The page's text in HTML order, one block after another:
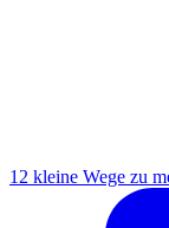
12 kleine Wege zu